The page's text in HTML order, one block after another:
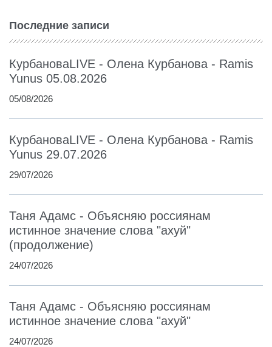
Последние записи
КурбановаLIVE - Олена Курбанова - Ramis
Yunus 05.08.2026
05/08/2026
КурбановаLIVE - Олена Курбанова - Ramis
Yunus 29.07.2026
29/07/2026
Таня Адамс - Объясняю россиянам
истинное значение слова "ахуй"
(продолжение)
24/07/2026
Таня Адамс - Объясняю россиянам
истинное значение слова "ахуй"
24/07/2026